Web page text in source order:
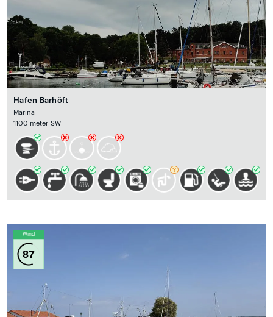
Hafen Barhöft
Marina
1100 meter SW
Wind
87